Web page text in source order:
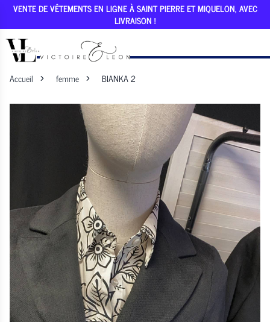
VENTE DE VÊTEMENTS EN LIGNE À SAINT PIERRE ET MIQUELON, AVEC
LIVRAISON !
Accueil femme BIANKA 2